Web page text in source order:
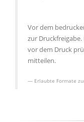
Vor dem
zur
vor dem Druck
mitteilen.
Erlaubte Formate